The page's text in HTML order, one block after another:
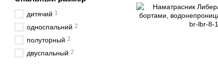
дитячий 1
односпальний 2
полуторный 2
двуспальный 2